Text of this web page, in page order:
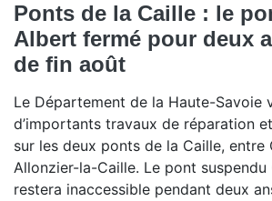
Ponts de la Caille : le
Albert fermé pour deux
de fin août
Le Département de la Haute-Savoie
d’importants travaux de réparation
sur les deux ponts de la Caille, entre
Allonzier-la-Caille. Le pont
restera inaccessible pendant deux